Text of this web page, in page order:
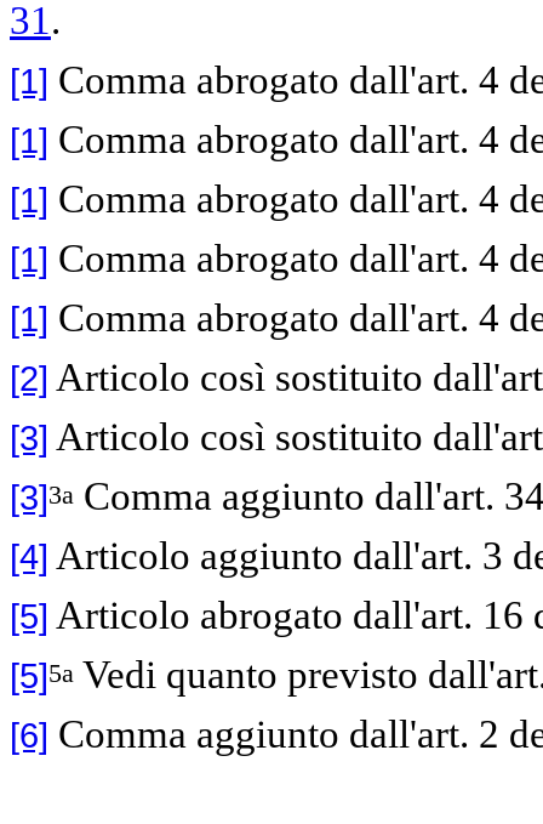
31.
[1] Comma abrogato dall'art. 4
[1] Comma abrogato dall'art. 4
[1] Comma abrogato dall'art. 4
[1] Comma abrogato dall'art. 4
[1] Comma abrogato dall'art. 4
[2] Articolo così sostituito
[3] Articolo così sostituito
[3]3a Comma aggiunto dall'art.
[4] Articolo aggiunto dall'art. 3
[5] Articolo abrogato dall'art. 16
[5]5a Vedi quanto previsto
[6] Comma aggiunto dall'art. 2